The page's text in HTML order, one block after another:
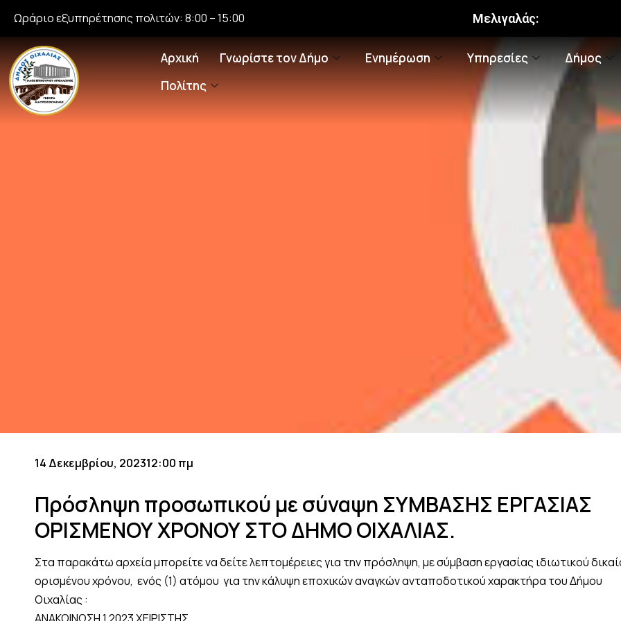
Ωράριο εξυπηρέτησης πολιτών: 8:00 – 15:00 Μελιγαλάς:
Αρχική Γνωρίστε τον Δήμο Ενημέρωση Υπηρεσίες
Δήμος
Πολίτης
14 Δεκεμβρίου, 202312:00 πμ
Πρόσληψη προσωπικού με σύναψη ΣΥΜΒΑΣΗΣ ΕΡΓΑΣΙΑΣ
ΟΡΙΣΜΕΝΟΥ ΧΡΟΝΟΥ ΣΤΟ ΔΗΜΟ ΟΙΧΑΛΙΑΣ.
Στα παρακάτω αρχεία μπορείτε να δείτε λεπτομέρειες για την πρόσληψη, με σύμβαση εργασίας ιδιωτικού
ορισμένου χρόνου, ενός (1) ατόμου για την κάλυψη εποχικών αναγκών ανταποδοτικού χαρακτήρα του Δήμου
Οιχαλίας :